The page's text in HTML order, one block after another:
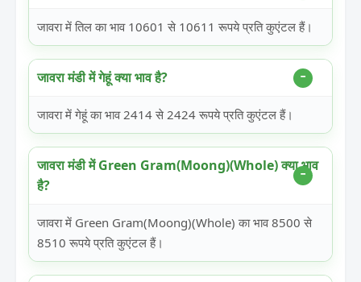
जावरा में तिल का भाव 10601 से 10611 रूपये प्रति कुएंटल हैं।
जावरा मंडी में गेहूं क्या भाव है?
जावरा में गेहूं का भाव 2414 से 2424 रूपये प्रति कुएंटल हैं।
जावरा मंडी में Green Gram(Moong)(Whole) क्या भाव
है?
जावरा में Green Gram(Moong)(Whole) का भाव 8500 से
8510 रूपये प्रति कुएंटल हैं।